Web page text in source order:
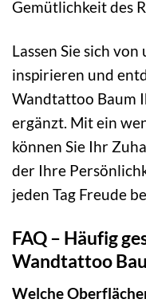
Gemütlichkeit des
Lassen Sie sich
inspirieren und
Wandtattoo Baum
ergänzt. Mit ein
können Sie Ihr
der Ihre
jeden Tag Freude
FAQ – Häufig
Wandtattoo
Welche